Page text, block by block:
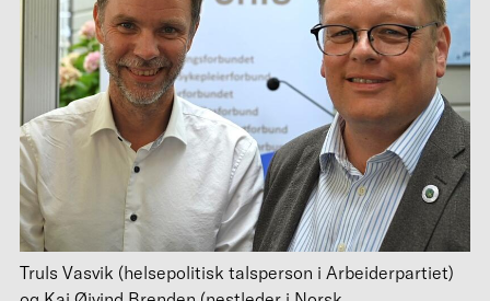
Truls Vasvik (helsepolitisk talsperson i Arbeiderpartiet)